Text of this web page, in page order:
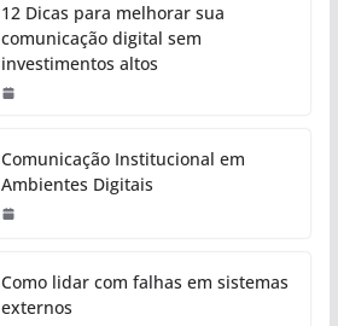
12 Dicas para melhorar sua
comunicação digital sem
investimentos altos
Comunicação Institucional em
Ambientes Digitais
Como lidar com falhas em sistemas
externos